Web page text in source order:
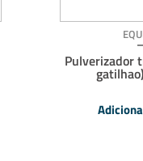
Pulverizador